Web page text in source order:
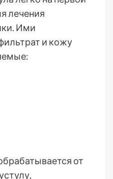
лечения
Ими
и кожу
от